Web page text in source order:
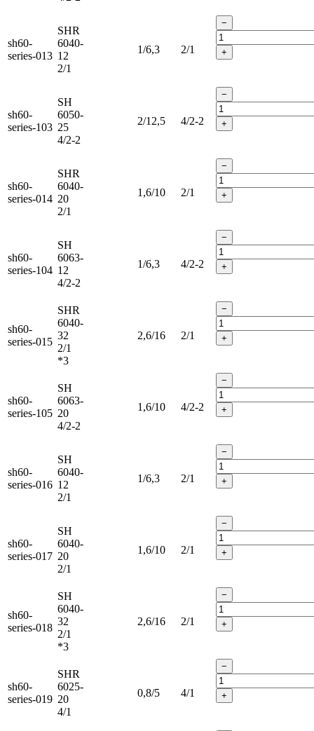
sh60-
series-013
SHR
6040-
12
2/1
1/6,3 2/1
−
+
sh60-
series-103
SH
6050-
25
4/2-2
2/12,5 4/2-2
−
+
sh60-
series-014
SHR
6040-
20
2/1
1,6/10 2/1
−
+
sh60-
series-104
SH
6063-
12
4/2-2
1/6,3 4/2-2
−
+
sh60-
series-015
SHR
6040-
32
2/1
*3
2,6/16 2/1
−
+
sh60-
series-105
SH
6063-
20
4/2-2
1,6/10 4/2-2
−
+
sh60-
series-016
SH
6040-
12
2/1
1/6,3 2/1
−
+
sh60-
series-017
SH
6040-
20
2/1
1,6/10 2/1
−
+
sh60-
series-018
SH
6040-
32
2/1
*3
2,6/16 2/1
−
+
sh60-
series-019
SHR
6025-
20
4/1
0,8/5 4/1
−
+